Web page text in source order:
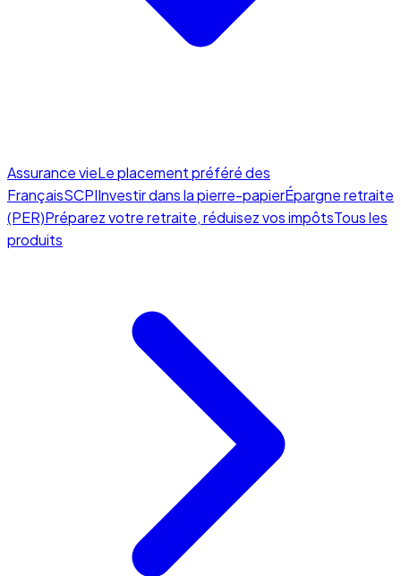
Assurance vieLe placement préféré des
FrançaisSCPIInvestir dans la pierre-papierÉpargne retraite
(PER)Préparez votre retraite, réduisez vos impôtsTous les
produits